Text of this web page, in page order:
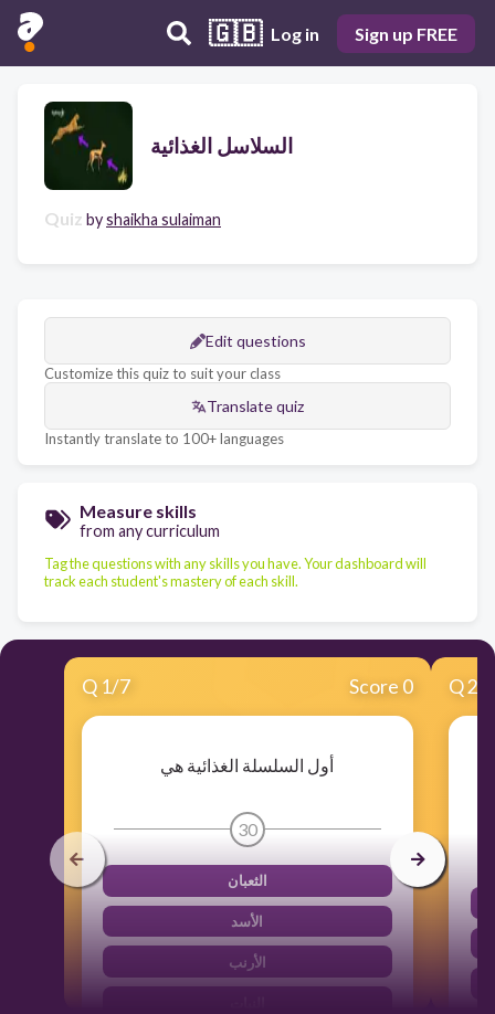
🇬🇧 Log in Sign up FREE
السلاسل الغذائية
Quiz byshaikha sulaiman
Edit questions
Customize this quiz to suit your class
Translate quiz
Instantly translate to 100+ languages
Measure skills
from any curriculum
Tag the questions with any skills you have. Your dashboard will
track each student's mastery of each skill.
Q 1/7 Score 0
أول السلسلة الغذائية هي
30
الثعبان
الأسد
الأرنب
Q2